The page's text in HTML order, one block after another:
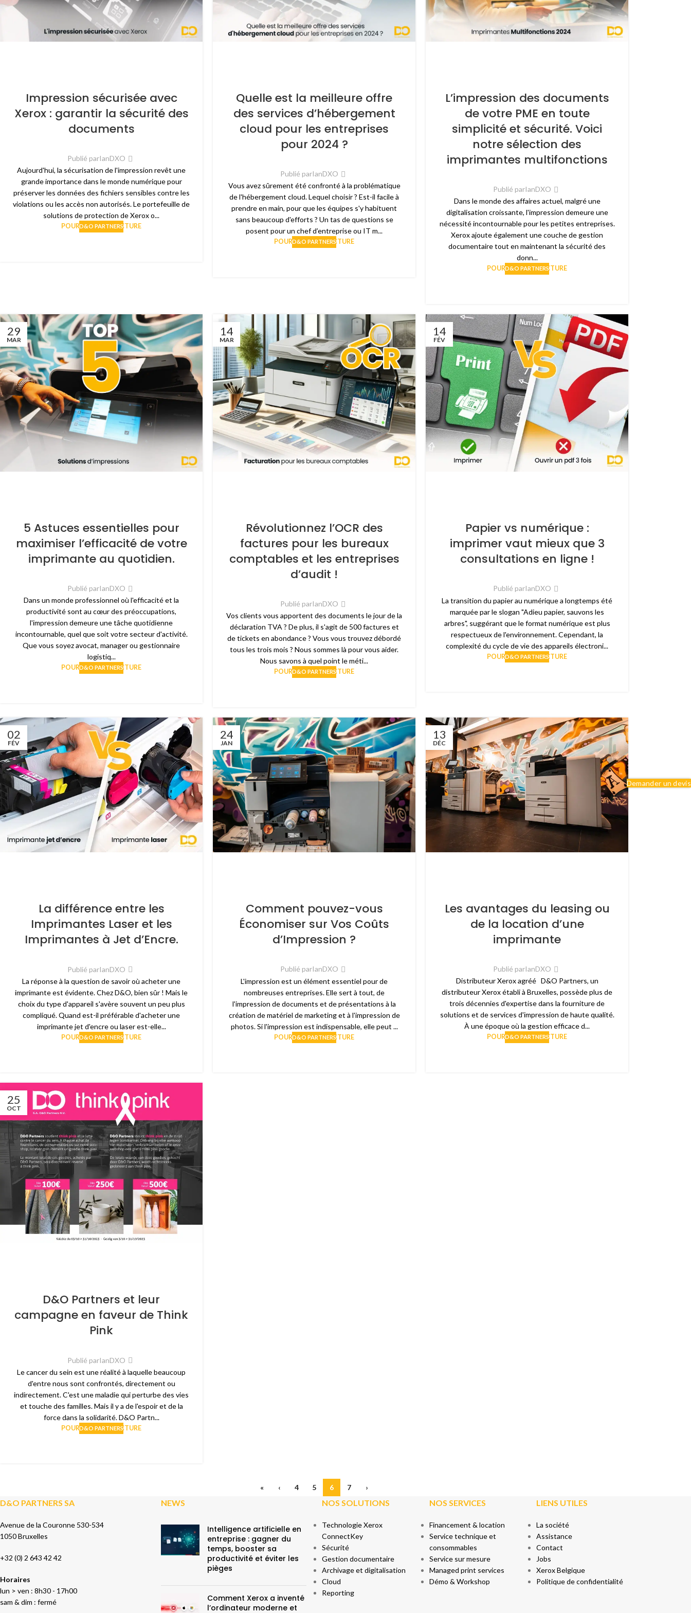
Demander un devis
D&O PARTNERS
Impression sécurisée avec
Xerox : garantir la sécurité des
documents
Publié parIanDXO
Aujourd'hui, la sécurisation de l'impression revêt une
grande importance dans le monde numérique pour
préserver les données des fichiers sensibles contre les
violations ou les accès non autorisés. Le portefeuille de
solutions de protection de Xerox o...
POURSUIVRE LA LECTURE
D&O PARTNERS
Quelle est la meilleure offre
des services d’hébergement
cloud pour les entreprises
pour 2024 ?
Publié parIanDXO
Vous avez sûrement été confronté à la problématique
de l'hébergement cloud. Lequel choisir ? Est-il facile à
prendre en main, pour que les équipes s'y habituent
sans beaucoup d'efforts ? Un tas de questions se
posent pour un chef d’entreprise ou IT m...
POURSUIVRE LA LECTURE
D&O PARTNERS
L’impression des documents
de votre PME en toute
simplicité et sécurité. Voici
notre sélection des
imprimantes multifonctions
Publié parIanDXO
Dans le monde des affaires actuel, malgré une
digitalisation croissante, l'impression demeure une
nécessité incontournable pour les petites entreprises.
Xerox ajoute également une couche de gestion
documentaire tout en maintenant la sécurité des
donn...
POURSUIVRE LA LECTURE
29
MAR
D&O PARTNERS
5 Astuces essentielles pour
maximiser l’efficacité de votre
imprimante au quotidien.
Publié parIanDXO
Dans un monde professionnel où l'efficacité et la
productivité sont au cœur des préoccupations,
l'impression demeure une tâche quotidienne
incontournable, quel que soit votre secteur d'activité.
Que vous soyez avocat, manager ou gestionnaire
logistiq...
POURSUIVRE LA LECTURE
14
MAR
D&O PARTNERS
Révolutionnez l’OCR des
factures pour les bureaux
comptables et les entreprises
d’audit !
Publié parIanDXO
Vos clients vous apportent des documents le jour de la
déclaration TVA ? De plus, il s'agit de 500 factures et
de tickets en abondance ? Vous vous trouvez débordé
tous les trois mois ? Nous sommes là pour vous aider.
Nous savons à quel point le méti...
POURSUIVRE LA LECTURE
14
FÉV
D&O PARTNERS
Papier vs numérique :
imprimer vaut mieux que 3
consultations en ligne !
Publié parIanDXO
La transition du papier au numérique a longtemps été
marquée par le slogan "Adieu papier, sauvons les
arbres", suggérant que le format numérique est plus
respectueux de l'environnement. Cependant, la
complexité du cycle de vie des appareils électroni...
POURSUIVRE LA LECTURE
02
FÉV
D&O PARTNERS
La différence entre les
Imprimantes Laser et les
Imprimantes à Jet d’Encre.
Publié parIanDXO
La réponse à la question de savoir où acheter une
imprimante est évidente. Chez D&O, bien sûr ! Mais le
choix du type d'appareil s'avère souvent un peu plus
compliqué. Quand est-il préférable d'acheter une
imprimante jet d'encre ou laser est-elle...
POURSUIVRE LA LECTURE
24
JAN
D&O PARTNERS
Comment pouvez-vous
Économiser sur Vos Coûts
d’Impression ?
Publié parIanDXO
L'impression est un élément essentiel pour de
nombreuses entreprises. Elle sert à tout, de
l'impression de documents et de présentations à la
création de matériel de marketing et à l'impression de
photos. Si l'impression est indispensable, elle peut ...
POURSUIVRE LA LECTURE
13
DÉC
D&O PARTNERS
Les avantages du leasing ou
de la location d’une
imprimante
Publié parIanDXO
Distributeur Xerox agréé D&O Partners, un
distributeur Xerox établi à Bruxelles, possède plus de
trois décennies d'expertise dans la fourniture de
solutions et de services d'impression de haute qualité.
À une époque où la gestion efficace d...
POURSUIVRE LA LECTURE
25
OCT
D&O PARTNERS
D&O Partners et leur
campagne en faveur de Think
Pink
Publié parIanDXO
Le cancer du sein est une réalité à laquelle beaucoup
d'entre nous sont confrontés, directement ou
indirectement. C'est une maladie qui perturbe des vies
et touche des familles. Mais il y a de l'espoir et de la
force dans la solidarité. D&O Partn...
POURSUIVRE LA LECTURE
« ‹ 4 5 6 7 ›
D&O PARTNERS SA
Avenue de la Couronne 530-534
1050 Bruxelles
+32 (0) 2 643 42 42
Horaires
lun > ven : 8h30 - 17h00
sam & dim : fermé
NEWS
Intelligence artificielle en
entreprise : gagner du
temps, booster sa
productivité et éviter les
pièges
Comment Xerox a inventé
l’ordinateur moderne et
NOS SOLUTIONS
Technologie Xerox
ConnectKey
Sécurité
Gestion documentaire
Archivage et digitalisation
Cloud
Reporting
NOS SERVICES
Financement & location
Service technique et
consommables
Service sur mesure
Managed print services
Démo & Workshop
LIENS UTILES
La société
Assistance
Contact
Jobs
Xerox Belgique
Politique de confidentialité